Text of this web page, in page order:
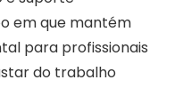
em que mantém
para profissionais
do trabalho